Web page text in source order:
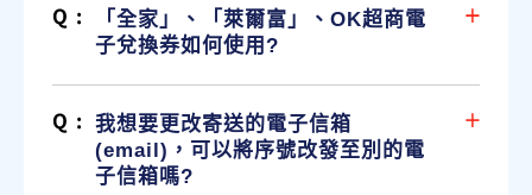
「全家」、「萊爾富」、OK超商電
子兌換券如何使用?
我想要更改寄送的電子信箱
(email)，可以將序號改發至別的電
子信箱嗎?